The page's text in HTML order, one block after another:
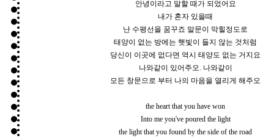
안녕이라고 말할 때가 되었어요
내가 혼자 있을때
난 수평선을 꿈꾸죠 말문이 막힐정도로
태양이 없는 방에는 햇빛이 들지 않는 것처럼
당신이 이곳에 없다면 역시 태양도 없는 거지요
나와같이 있어주오. 나와같이
모든 창문으로 부터 나의 마음을 열리게 해주오
the heart that you have won
Into me you've poured the light
the light that you found by the side of the road